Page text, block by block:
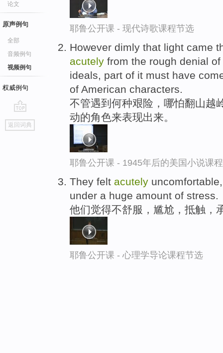
论文
原声例句
全部
音频例句
视频例句
权威例句
go
top
返回词典
耶鲁公开课 - 现代诗歌课程节选
However dimly that light came
acutely from the rough denial
ideals, part of it must have
of American characters.
不管遇到何种艰险，哪怕翻山越
动的角色来表现出来。
耶鲁公开课 - 1945年后的美国小说课
They felt acutely
under a huge amount of stress.
他们觉得不舒服，尴尬，抵触，
耶鲁公开课 - 心理学导论课程节选